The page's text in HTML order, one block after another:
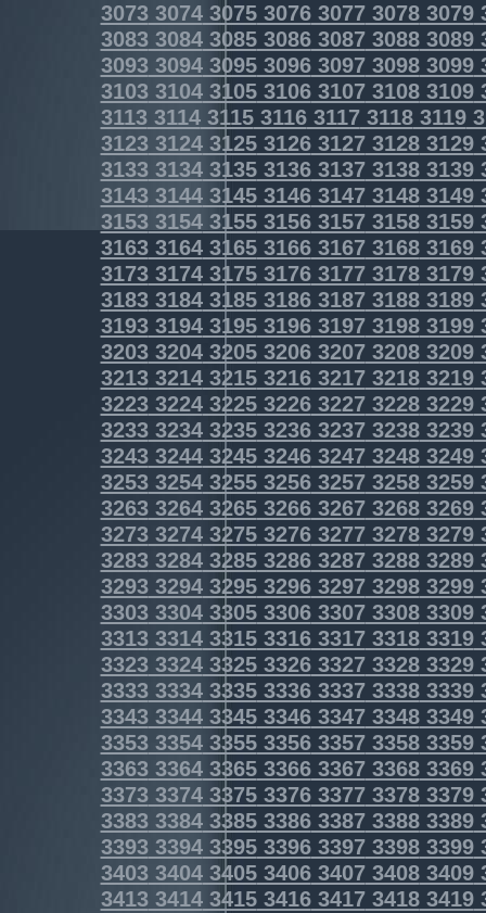
3073307430753076307730783079
3083308430853086308730883089
3093309430953096309730983099
3103310431053106310731083109
3113311431153116311731183119
3123312431253126312731283129
3133313431353136313731383139
3143314431453146314731483149
3153315431553156315731583159
3163316431653166316731683169
3173317431753176317731783179
3183318431853186318731883189
3193319431953196319731983199
3203320432053206320732083209
3213321432153216321732183219
3223322432253226322732283229
3233323432353236323732383239
3243324432453246324732483249
3253325432553256325732583259
3263326432653266326732683269
3273327432753276327732783279
3283328432853286328732883289
3293329432953296329732983299
3303330433053306330733083309
3313331433153316331733183319
3323332433253326332733283329
3333333433353336333733383339
3343334433453346334733483349
3353335433553356335733583359
3363336433653366336733683369
3373337433753376337733783379
3383338433853386338733883389
3393339433953396339733983399
3403340434053406340734083409
3413341434153416341734183419